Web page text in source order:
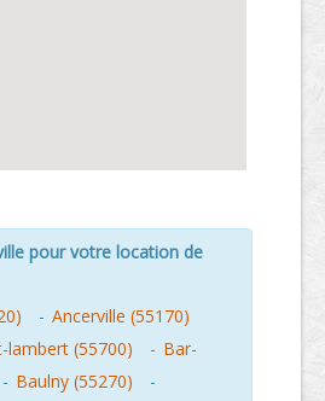
pour votre location de
- Ancerville (55170)
lambert (55700) - Bar-
- Baulny (55270)
-